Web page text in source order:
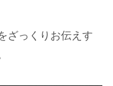
ざっくりお伝えす